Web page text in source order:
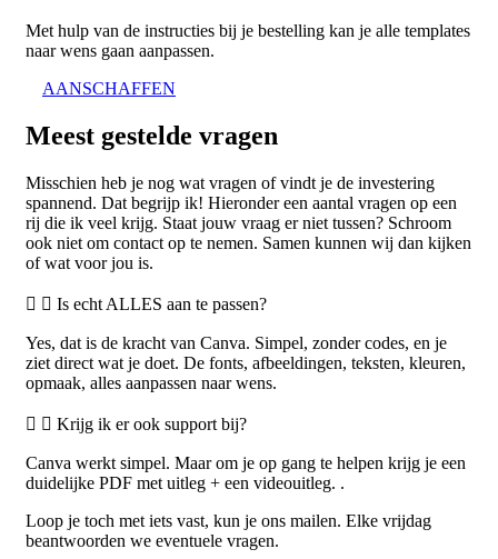
Met hulp van de instructies bij je bestelling kan je alle templates
naar wens gaan aanpassen.
AANSCHAFFEN
Meest gestelde vragen
Misschien heb je nog wat vragen of vindt je de investering
spannend. Dat begrijp ik! Hieronder een aantal vragen op een
rij die ik veel krijg. Staat jouw vraag er niet tussen? Schroom
ook niet om contact op te nemen. Samen kunnen wij dan kijken
of wat voor jou is.
Is echt ALLES aan te passen?
Yes, dat is de kracht van Canva. Simpel, zonder codes, en je
ziet direct wat je doet. De fonts, afbeeldingen, teksten, kleuren,
opmaak, alles aanpassen naar wens.
Krijg ik er ook support bij?
Canva werkt simpel. Maar om je op gang te helpen krijg je een
duidelijke PDF met uitleg + een videouitleg. .
Loop je toch met iets vast, kun je ons mailen. Elke vrijdag
beantwoorden we eventuele vragen.